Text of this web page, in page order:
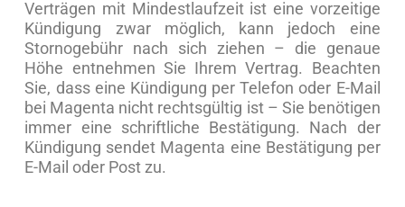
Verträgen mit Mindestlaufzeit ist eine vorzeitige
Kündigung zwar möglich, kann jedoch eine
Stornogebühr nach sich ziehen – die genaue
Höhe entnehmen Sie Ihrem Vertrag. Beachten
Sie, dass eine Kündigung per Telefon oder E-Mail
bei Magenta nicht rechtsgültig ist – Sie benötigen
immer eine schriftliche Bestätigung. Nach der
Kündigung sendet Magenta eine Bestätigung per
E-Mail oder Post zu.